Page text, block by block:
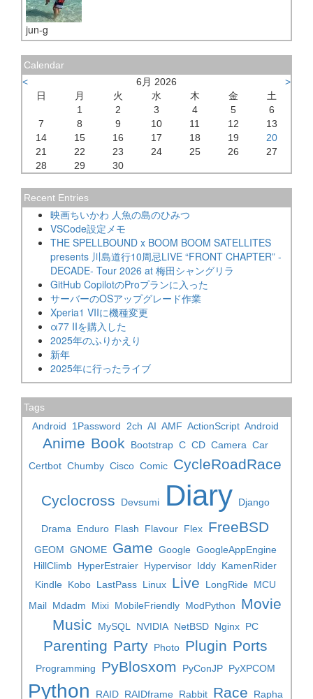
jun-g
Calendar
<
6月 2026
>
日
月 火 水 木 金
土
1
2 3 4 5
6
7
8 9 10 11 12
13
14
15 16 17 18 19
20
21
22 23 24 25 26
27
28
29 30
Recent Entries
映画ちいかわ 人魚の島のひみつ
VSCode設定メモ
THE SPELLBOUND x BOOM BOOM SATELLITES
presents 川島道行10周忌LIVE “FRONT CHAPTER” -
DECADE- Tour 2026 at 梅田シャングリラ
GitHub CopilotのProプランに入った
サーバーのOSアップグレード作業
Xperia1 VIIに機種変更
α77 IIを購入した
2025年のふりかえり
新年
2025年に行ったライブ
Tags
Android
1Password 2ch AI AMF ActionScript Android
Anime Book Bootstrap C CD Camera Car
Certbot Chumby Cisco Comic CycleRoadRace
Cyclocross Devsumi Diary Django
Drama Enduro Flash Flavour Flex FreeBSD
GEOM GNOME Game Google GoogleAppEngine
HillClimb HyperEstraier Hypervisor Iddy KamenRider
Kindle Kobo LastPass Linux Live LongRide MCU
Mail Mdadm Mixi MobileFriendly ModPython
Movie
Music
MySQL NVIDIA NetBSD Nginx PC
Parenting Party Photo Plugin Ports
Programming PyBlosxom PyConJP PyXPCOM
Python RAID RAIDframe Rabbit Race Rapha